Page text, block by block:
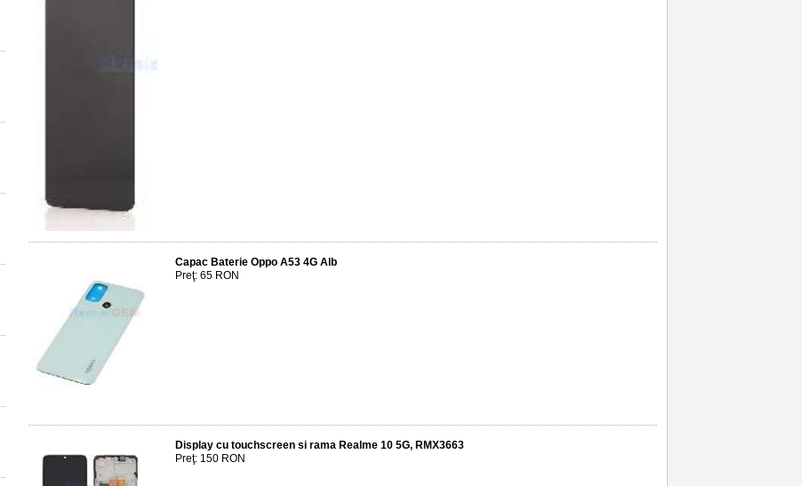
Capac Baterie Oppo A53 4G Alb
Preţ: 65 RON
Display cu touchscreen si rama Realme 10 5G, RMX3663
Preţ: 150 RON